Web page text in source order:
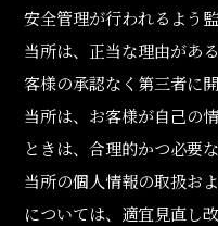
安全管理が行われるよう監
当所は、正当な理由があ
客様の承認なく第三者に
当所は、お客様が自己の
ときは、合理的かつ必要
当所の個人情報の取扱お
については、適宜見直し